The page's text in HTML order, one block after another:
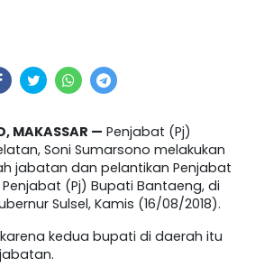
MAKASSAR — Penjabat (Pj)
Soni Sumarsono melakukan
jabatan dan pelantikan Penjabat
(Pj) Bupati Bantaeng, di
Sulsel, Kamis (16/08/2018).
kedua bupati di daerah itu